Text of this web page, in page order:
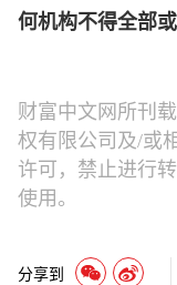
何机构不得全部或
财富中文网所刊
权有限公司及/或
许可，禁止进行
使用。
分享到